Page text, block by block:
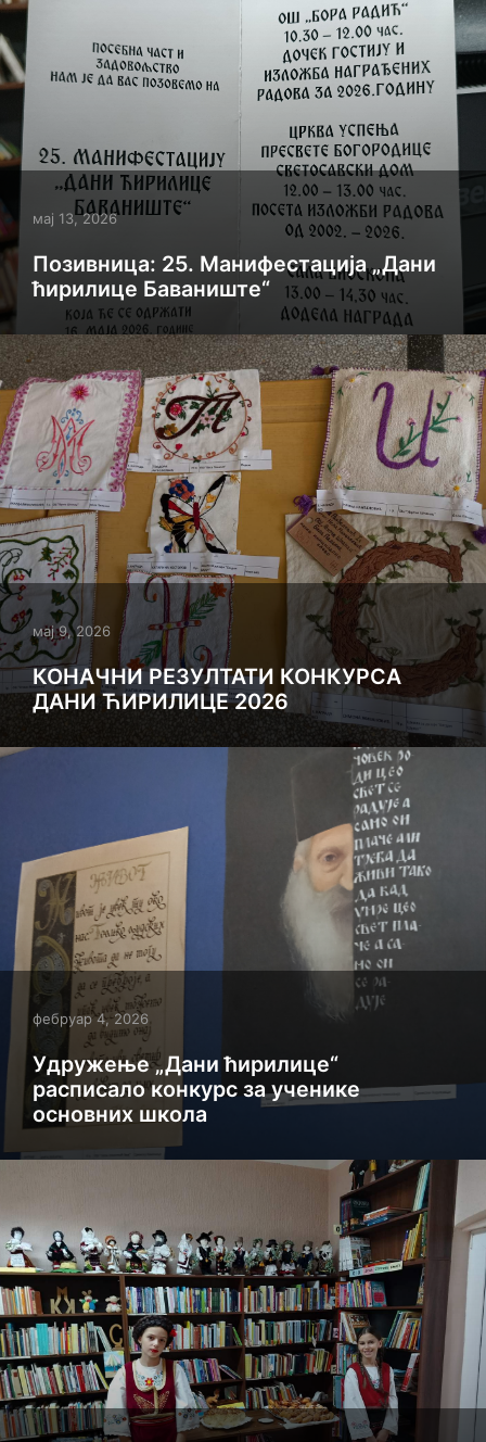
мај 13, 2026
Позивница: 25. Манифестација „Дани
ћирилице Баваниште“
мај 9, 2026
КОНАЧНИ РЕЗУЛТАТИ КОНКУРСА
ДАНИ ЋИРИЛИЦЕ 2026
фебруар 4, 2026
Удружење „Дани ћирилице“
расписало конкурс за ученике
основних школа